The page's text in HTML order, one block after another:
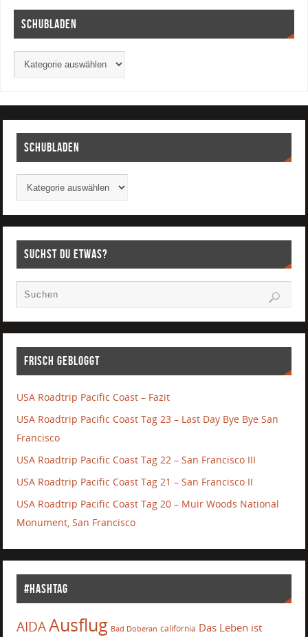
Schubladen
Schubladen
Suchst Du etwas?
Frisch gebloggt
USA Roadtrip Pacific Coast – Fazit
USA Roadtrip Pacific Coast Tag 23 – Last Day Bye Bye San
Francisco
USA Roadtrip Pacific Coast Tag 22 – San Francisco III
USA Roadtrip Pacific Coast Tag 21 – San Francisco II
USA Roadtrip Pacific Coast Tag 20 – Muir Woods National
Monument, San Francisco
#Hashtag
AIDAAusflug Bad Doberan california Das Leben ist